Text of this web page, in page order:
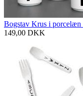
Bogstav Krus i porcelæn
149,00 DKK